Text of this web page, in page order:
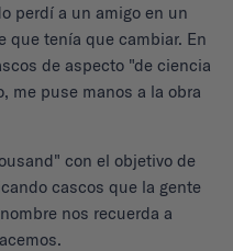
perdí a un amigo en un
tenía que cambiar. En
de aspecto "de ciencia
me puse manos a la obra
con el objetivo de
cascos que la gente
nos recuerda a